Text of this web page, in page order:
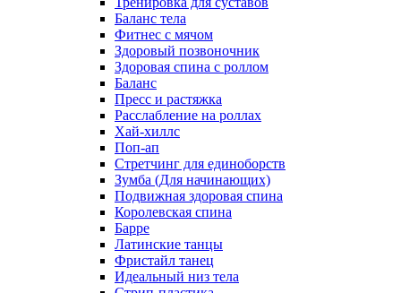
Баланс тела
Фитнес с мячом
Здоровый позвоночник
Здоровая спина с роллом
Баланс
Пресс и растяжка
Расслабление на роллах
Хай-хиллс
Поп-ап
Стретчинг для единоборств
Зумба (Для начинающих)
Подвижная здоровая спина
Королевская спина
Барре
Латинские танцы
Фристайл танец
Идеальный низ тела